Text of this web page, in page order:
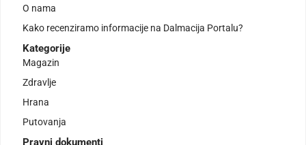
O nama
Kako recenziramo informacije na Dalmacija Portalu?
Kategorije
Magazin
Zdravlje
Hrana
Putovanja
Pravni dokumenti